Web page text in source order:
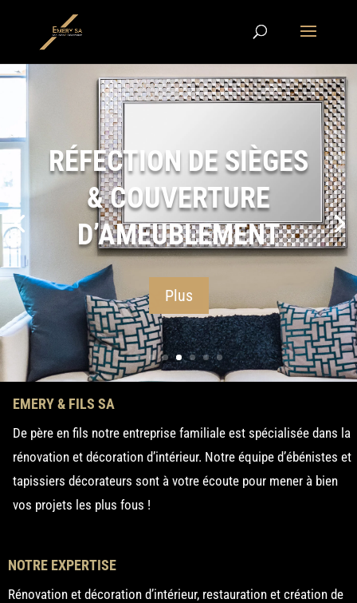
RÉFECTION DE SIÈGES
& COUVERTURE
D’AMEUBLEMENT
Plus
EMERY & FILS SA
De père en fils notre entreprise familiale est spécialisée dans la
rénovation et décoration d’intérieur. Notre équipe d’ébénistes et
tapissiers décorateurs sont à votre écoute pour mener à bien
vos projets les plus fous !
NOTRE EXPERTISE
Rénovation et décoration d’intérieur, restauration et création de